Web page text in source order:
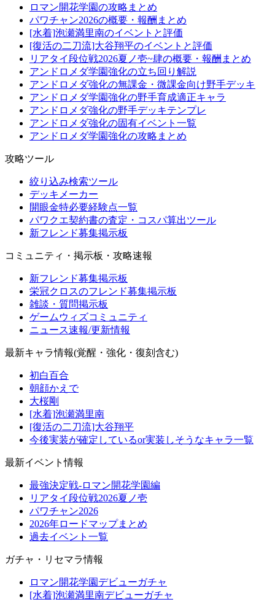
ロマン開花学園の攻略まとめ
パワチャン2026の概要・報酬まとめ
[水着]泡瀬満里南のイベントと評価
[復活の二刀流]大谷翔平のイベントと評価
リアタイ段位戦2026夏ノ壱~肆の概要・報酬まとめ
アンドロメダ学園強化の立ち回り解説
アンドロメダ強化の無課金・微課金向け野手デッキ
アンドロメダ学園強化の野手育成適正キャラ
アンドロメダ強化の野手デッキテンプレ
アンドロメダ強化の固有イベント一覧
アンドロメダ学園強化の攻略まとめ
攻略ツール
絞り込み検索ツール
デッキメーカー
開眼金特必要経験点一覧
パワクエ契約書の査定・コスパ算出ツール
新フレンド募集掲示板
コミュニティ・掲示板・攻略速報
新フレンド募集掲示板
栄冠クロスのフレンド募集掲示板
雑談・質問掲示板
ゲームウィズコミュニティ
ニュース速報/更新情報
最新キャラ情報(覚醒・強化・復刻含む)
初白百合
朝顔かえで
大桜剛
[水着]泡瀬満里南
[復活の二刀流]大谷翔平
今後実装が確定しているor実装しそうなキャラ一覧
最新イベント情報
最強決定戦-ロマン開花学園編
リアタイ段位戦2026夏ノ壱
パワチャン2026
2026年ロードマップまとめ
過去イベント一覧
ガチャ・リセマラ情報
ロマン開花学園デビューガチャ
[水着]泡瀬満里南デビューガチャ